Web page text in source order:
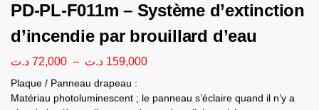
PD-PL-F011m – Système d’extinction
d’incendie par brouillard d’eau
72,000 د.ت – 159,000 د.ت
Plaque / Panneau drapeau :
Matériau photoluminescent ; le panneau s’éclaire quand il n’y a